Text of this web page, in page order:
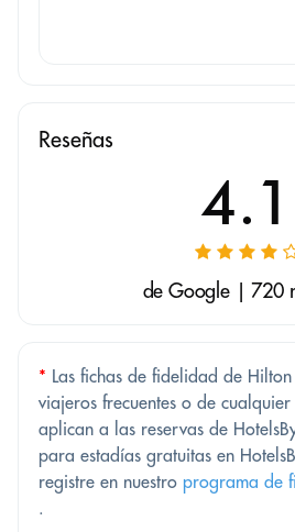
Reseñas
4.1
de Google | 720
* Las fichas de fidelidad de
viajeros frecuentes o de
aplican a las reservas de
para estadías gratuitas en
registre en nuestro programa de
.